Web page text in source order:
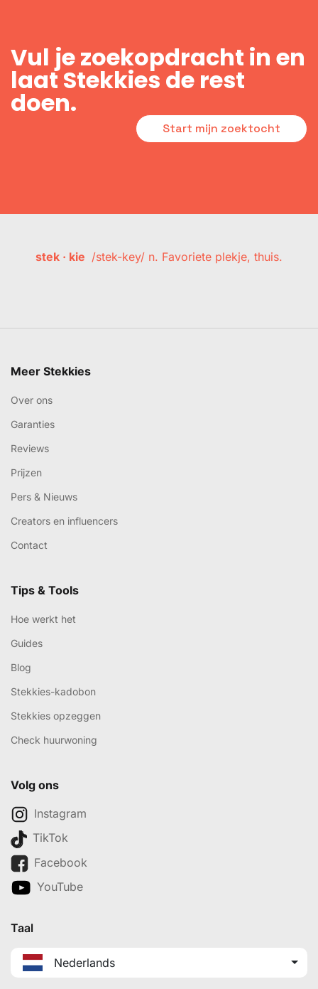
Vul je zoekopdracht in en
laat Stekkies de rest
doen.
Start mijn zoektocht
stek · kie /stek-key/ n. Favoriete plekje, thuis.
Meer Stekkies
Over ons
Garanties
Reviews
Prijzen
Pers & Nieuws
Creators en influencers
Contact
Tips & Tools
Hoe werkt het
Guides
Blog
Stekkies-kadobon
Stekkies opzeggen
Check huurwoning
Volg ons
Instagram
TikTok
Facebook
YouTube
Taal
Nederlands